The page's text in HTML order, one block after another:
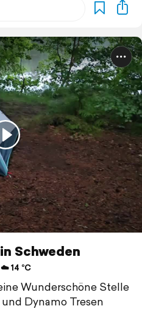
Schweden
14 °C
Wunderschöne Stelle
Dynamo Tresen